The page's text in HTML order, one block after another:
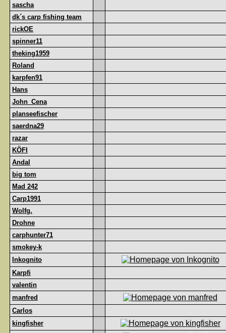
sascha
dk´s carp fishing team
rickOE
spinner11
theking1959
Roland
karpfen91
Hans
John_Cena
planseefischer
saerdna29
razar
KÖFI
Andal
big tom
Mad 242
Carp1991
Wolfg.
Drohne
carphunter71
smokey-k
Inkognito
Karpfi
valentin
manfred
Carlos
kingfisher